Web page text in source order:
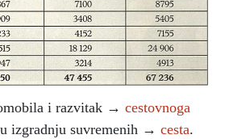
i razvitak → cestovnoga
izgradnju suvremenih → cesta.